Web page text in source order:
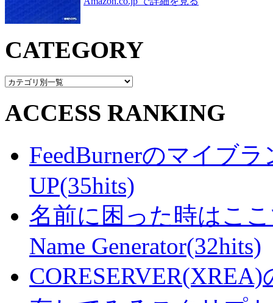
CATEGORY
ACCESS RANKING
FeedBurnerのマイブ
UP(35hits)
名前に困った時はここ
Name Generator(32hits)